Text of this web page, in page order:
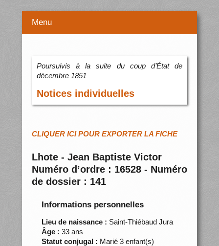
Menu
Poursuivis à la suite du coup d’État de
décembre 1851
Notices individuelles
CLIQUER ICI POUR EXPORTER LA FICHE
Lhote - Jean Baptiste Victor
Numéro d’ordre : 16528 - Numéro
de dossier : 141
Informations personnelles
Lieu de naissance : Saint-Thiébaud Jura
Âge : 33 ans
Statut conjugal : Marié 3 enfant(s)